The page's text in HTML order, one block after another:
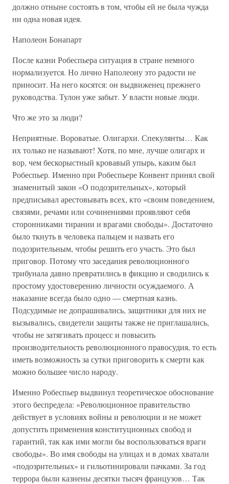
должно отныне состоять в том, чтобы ей не была чужда
ни одна новая идея.
Наполеон Бонапарт
После казни Робеспьера ситуация в стране немного
нормализуется. Но лично Наполеону это радости не
приносит. На него косятся: он выдвиженец прежнего
руководства. Тулон уже забыт. У власти новые люди.
Что же это за люди?
Неприятные. Вороватые. Олигархи. Спекулянты… Как
их только не называют! Хотя, по мне, лучше олигарх и
вор, чем бескорыстный кровавый упырь, каким был
Робеспьер. Именно при Робеспьере Конвент принял свой
знаменитый закон «О подозрительных», который
предписывал арестовывать всех, кто «своим поведением,
связями, речами или сочинениями проявляют себя
сторонниками тирании и врагами свободы». Достаточно
было ткнуть в человека пальцем и назвать его
подозрительным, чтобы решить его участь. Это был
приговор. Потому что заседания революционного
трибунала давно превратились в фикцию и сводились к
простому удостоверению личности осуждаемого. А
наказание всегда было одно — смертная казнь.
Подсудимые не допрашивались, защитники для них не
вызывались, свидетели защиты также не приглашались,
чтобы не затягивать процесс и повысить
производительность революционного правосудия, то есть
иметь возможность за сутки приговорить к смерти как
можно большее число народу.
Именно Робеспьер выдвинул теоретическое обоснование
этого беспредела: «Революционное правительство
действует в условиях войны и революции и не может
допустить применения конституционных свобод и
гарантий, так как ими могли бы воспользоваться враги
свободы». Во имя свободы на улицах и в домах хватали
«подозрительных» и гильотинировали пачками. За год
террора были казнены десятки тысяч французов… Так